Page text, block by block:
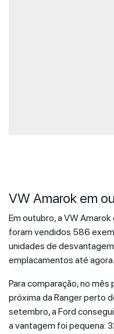
VW Amarok em
Em outubro, a VW Amarok
foram vendidos 586
unidades de desvantagem
emplacamentos até agora.
Para comparação, no mês
próxima da Ranger perto
setembro, a Ford
a vantagem foi pequena: